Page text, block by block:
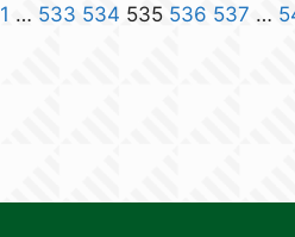
1 … 533 534 535 536 537 …